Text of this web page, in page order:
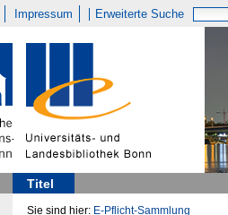
Impressum Erweiterte Suche
Titel
Sie sind hier: E-Pflicht-Sammlung